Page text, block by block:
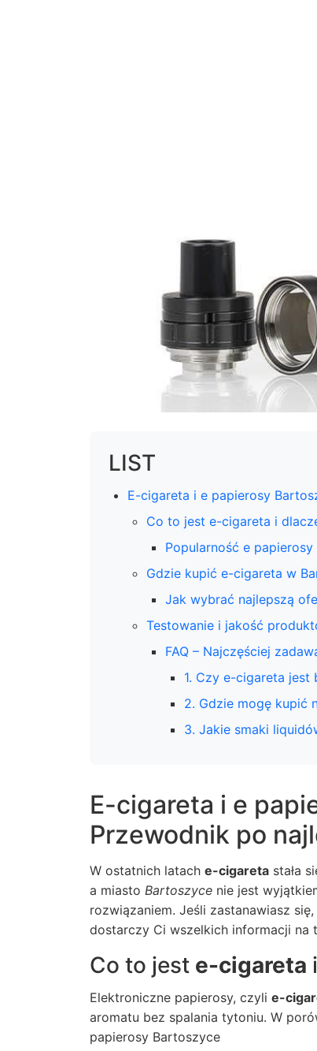
LIST
E-cigareta i e papierosy
Co to jest e-cigareta i
Popularność e
Gdzie kupić e-cigareta w
Jak wybrać najlepszą
Testowanie i jakość
FAQ – Najczęściej
1. Czy e-cigareta jest
2. Gdzie mogę kupić
3. Jakie smaki
E-cigareta i e
Przewodnik po
W ostatnich latach e-cigareta stała
a miasto Bartoszyce nie jest
rozwiązaniem. Jeśli zastanawiasz
dostarczy Ci wszelkich informacji na
Co to jest e-cigareta
Elektroniczne papierosy, czyli e-
aromatu bez spalania tytoniu. W
papierosy Bartoszyce